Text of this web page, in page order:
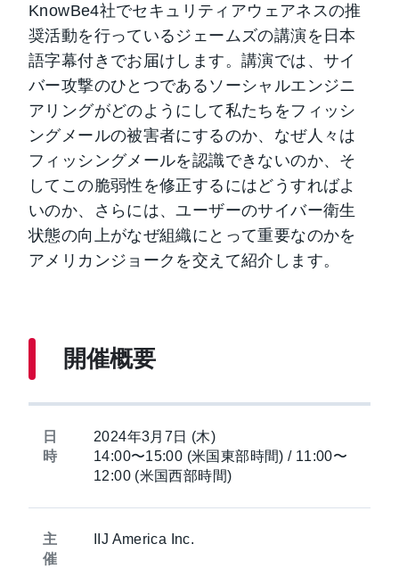
KnowBe4社でセキュリティアウェアネスの推
奨活動を行っているジェームズの講演を日本
語字幕付きでお届けします。講演では、サイ
バー攻撃のひとつであるソーシャルエンジニ
アリングがどのようにして私たちをフィッシ
ングメールの被害者にするのか、なぜ人々は
フィッシングメールを認識できないのか、そ
してこの脆弱性を修正するにはどうすればよ
いのか、さらには、ユーザーのサイバー衛生
状態の向上がなぜ組織にとって重要なのかを
アメリカンジョークを交えて紹介します。
開催概要
日
時
2024年3月7日 (木)
14:00〜15:00 (米国東部時間) / 11:00〜
12:00 (米国西部時間)
主
催
IIJ America Inc.